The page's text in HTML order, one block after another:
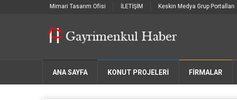
Mimari Tasarım Ofisi İLETİŞİM Keskin Medya Grup Portalları
ANA SAYFA KONUT PROJELERİ FIRMALAR